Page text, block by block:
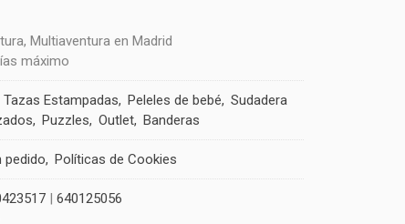
máximo
Tazas Estampadas Peleles de bebé Sudadera
Puzzles Outlet Banderas
pedido Políticas de Cookies
|640125056